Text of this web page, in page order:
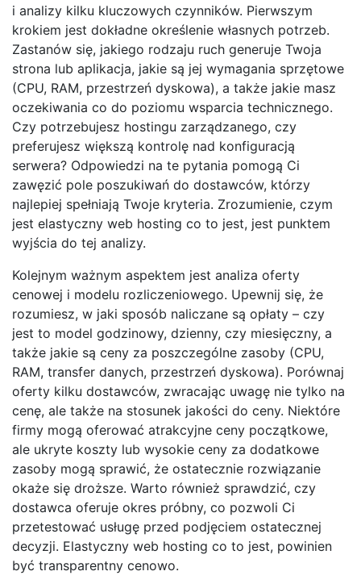
i analizy kilku kluczowych czynników. Pierwszym
krokiem jest dokładne określenie własnych potrzeb.
Zastanów się, jakiego rodzaju ruch generuje Twoja
strona lub aplikacja, jakie są jej wymagania sprzętowe
(CPU, RAM, przestrzeń dyskowa), a także jakie masz
oczekiwania co do poziomu wsparcia technicznego.
Czy potrzebujesz hostingu zarządzanego, czy
preferujesz większą kontrolę nad konfiguracją
serwera? Odpowiedzi na te pytania pomogą Ci
zawęzić pole poszukiwań do dostawców, którzy
najlepiej spełniają Twoje kryteria. Zrozumienie, czym
jest elastyczny web hosting co to jest, jest punktem
wyjścia do tej analizy.
Kolejnym ważnym aspektem jest analiza oferty
cenowej i modelu rozliczeniowego. Upewnij się, że
rozumiesz, w jaki sposób naliczane są opłaty – czy
jest to model godzinowy, dzienny, czy miesięczny, a
także jakie są ceny za poszczególne zasoby (CPU,
RAM, transfer danych, przestrzeń dyskowa). Porównaj
oferty kilku dostawców, zwracając uwagę nie tylko na
cenę, ale także na stosunek jakości do ceny. Niektóre
firmy mogą oferować atrakcyjne ceny początkowe,
ale ukryte koszty lub wysokie ceny za dodatkowe
zasoby mogą sprawić, że ostatecznie rozwiązanie
okaże się droższe. Warto również sprawdzić, czy
dostawca oferuje okres próbny, co pozwoli Ci
przetestować usługę przed podjęciem ostatecznej
decyzji. Elastyczny web hosting co to jest, powinien
być transparentny cenowo.